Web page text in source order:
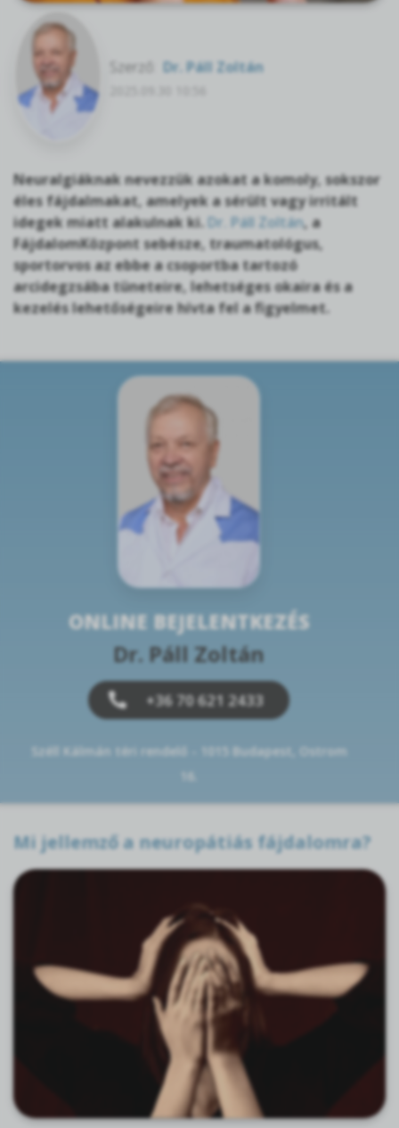
Szerző: Dr. Páll Zoltán
Neuralgiáknak nevezzük azokat a komoly, sokszor
éles fájdalmakat, amelyek a sérült vagy irritált
idegek miatt alakulnak ki.
Dr. Páll Zoltán, a
FájdalomKözpont sebésze, traumatológus,
sportorvos az ebbe a csoportba tartozó
arcidegzsába tüneteire, lehetséges okaira és a
kezelés lehetőségeire hívta fel a figyelmet.
ONLINE BEJELENTKEZÉS
Dr. Páll Zoltán
+36 70 621 2433
Széll Kálmán téri rendelő - 1015 Budapest, Ostrom
16.
Mi jellemző a neuropátiás fájdalomra?